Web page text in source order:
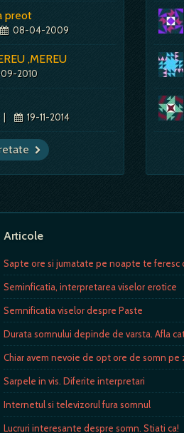
preot
08-04-2009
,MEREU
2010
| 19-11-2014
Articole
Sapte ore si jumatate pe noapte te feresc
Seminficatia, interpretarea viselor erotice
Semnificatia viselor despre Paste
Durata somnului depinde de varsta. Afla
Chiar avem nevoie de opt ore de somn pe
Sarpele in vis. Diferite interpretari
Internetul si televizorul fura somnul
Lucruri interesante despre somn. Stiati ca!